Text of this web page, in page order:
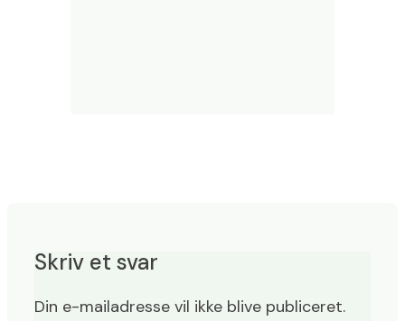
Skriv et svar
Din e-mailadresse vil ikke blive publiceret.